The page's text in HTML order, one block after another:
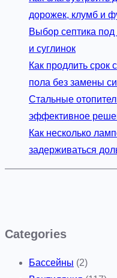
дорожек, клумб и
Выбор септика
и суглинок
Как продлить срок
пола без замены
Стальные
эффективное
Как несколько
задерживаться
Categories
Бассейны (2)